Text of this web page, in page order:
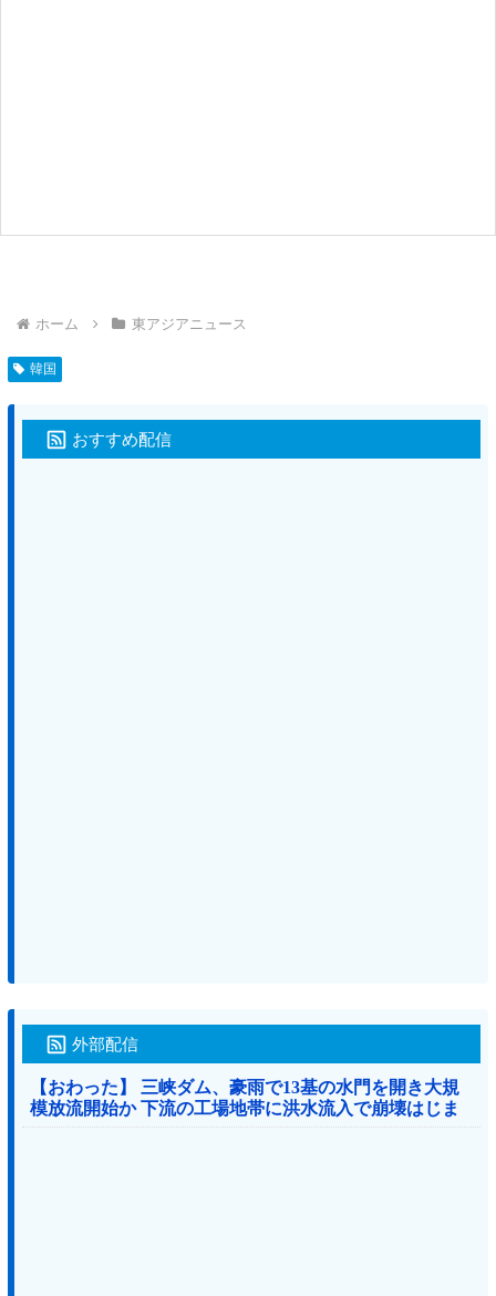
ホーム 東アジアニュース
韓国
おすすめ配信
外部配信
【おわった】 三峡ダム、豪雨で13基の水門を開き大規
模放流開始か 下流の工場地帯に洪水流入で崩壊はじま
る